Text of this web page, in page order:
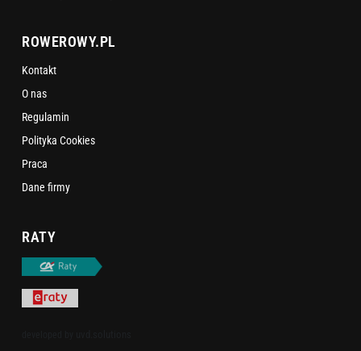
ROWEROWY.PL
Kontakt
O nas
Regulamin
Polityka Cookies
Praca
Dane firmy
RATY